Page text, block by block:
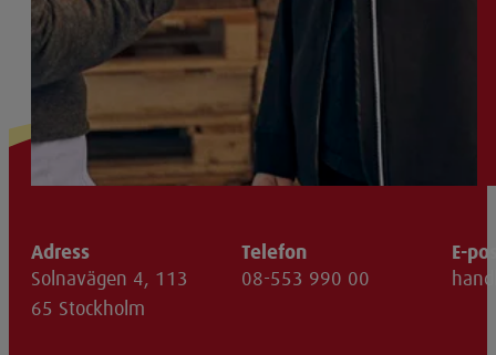
Adress
Solnavägen 4, 113
65 Stockholm
Telefon
08-553 990 00
E-